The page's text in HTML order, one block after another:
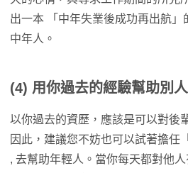
出一本 「中年失業後成功再出航」
中年人。
(4) 用你過去的經驗幫助別人
以你過去的資歷，應該是可以對後
因此，建議您不妨也可以試著擔任
, 去幫助年輕人。當你每天都對他